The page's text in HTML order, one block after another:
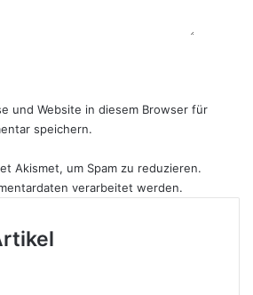
und Website in diesem Browser für
speichern.
Akismet, um Spam zu reduzieren.
verarbeitet werden.